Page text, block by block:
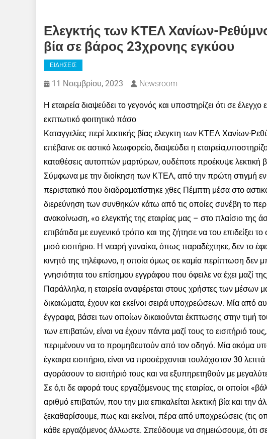
Ελεγκτής των ΚΤΕΛ Χανίων-
βία σε βάρος 23χρονης εγκύου
ΕΙΔΗΣΕΙΣ
11 Νοεμβρίου, 2023 Newsroom
Η εταιρεία διαψεύδει το γεγονός και υποστηρίζει ότι σε
εκπτωτικό φοιτητικό πάσο
Καταγγελίες περί λεκτικής βίας ελεγκτη των ΚΤΕΛ Χανίων-
επέβαινε σε αστικό λεωφορείο, διαψεύδει η
καταθέσεις αυτοπτών μαρτύρων, ουδέποτε προέκυψε λεκτική
Σύμφωνα με την διοίκηση των ΚΤΕΛ, από την πρώτη στιγμή
περιστατικό που διαδραματίστηκε χθες Πέμπτη μέσα στο
διερεύνηση των συνθηκών κάτω από τις οποίες συνέβη το
ανακοίνωση, «ο ελεγκτής της εταιρίας μας – στο πλαίσιο
επιβάτιδα με ευγενικό τρόπο και της ζήτησε να του επιδείξει
μισό εισιτήριο. Η νεαρή γυναίκα, όπως παραδέχτηκε, δεν το
κινητό της τηλέφωνο, η οποία όμως σε καμία περίπτωση δεν
γνησιότητα του επίσημου εγγράφου που όφειλε να έχει μαζί
Παράλληλα, η εταιρεία αναφέρεται στους χρήστες των μέσων
δικαιώματα, έχουν και εκείνοι σειρά υποχρεώσεων. Μία από
έγγραφα, βάσει των οποίων δικαιούνται έκπτωσης στην τιμή
των επιβατών, είναι να έχουν πάντα μαζί τους το εισιτήριό
περιμένουν να το προμηθευτούν από τον οδηγό. Μία ακόμα
έγκαιρα εισιτήριο, είναι να προσέρχονται τουλάχιστον 30
αγοράσουν το εισιτήριό τους και να εξυπηρετηθούν με
Σε ό,τι δε αφορά τους εργαζόμενους της εταιρίας, οι οποίοι
αριθμό επιβατών, που την μια επικαλείται λεκτική βία και
ξεκαθαρίσουμε, πως και εκείνοι, πέρα από υποχρεώσεις (τις
κάθε εργαζόμενος άλλωστε. Σπεύδουμε να σημειώσουμε, ότι